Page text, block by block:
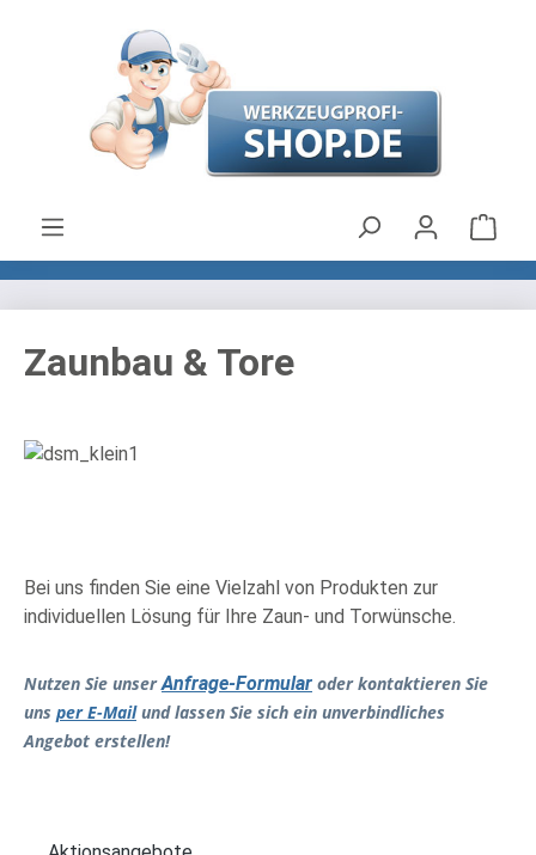
Zum Hauptinhalt springen
Zaunbau & Tore
Bei uns finden Sie eine Vielzahl von Produkten zur
individuellen Lösung für Ihre Zaun- und Torwünsche.
Nutzen Sie unserAnfrage-Formular oder kontaktieren Sie
uns per E-Mailund lassen Sie sich ein unverbindliches
Angebot erstellen!